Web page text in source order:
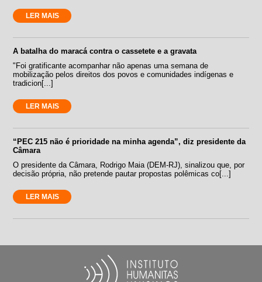
LER MAIS
A batalha do maracá contra o cassetete e a gravata
"Foi gratificante acompanhar não apenas uma semana de
mobilização pelos direitos dos povos e comunidades indígenas e
tradicion[...]
LER MAIS
“PEC 215 não é prioridade na minha agenda”, diz presidente da
Câmara
O presidente da Câmara, Rodrigo Maia (DEM-RJ), sinalizou que, por
decisão própria, não pretende pautar propostas polêmicas co[...]
LER MAIS